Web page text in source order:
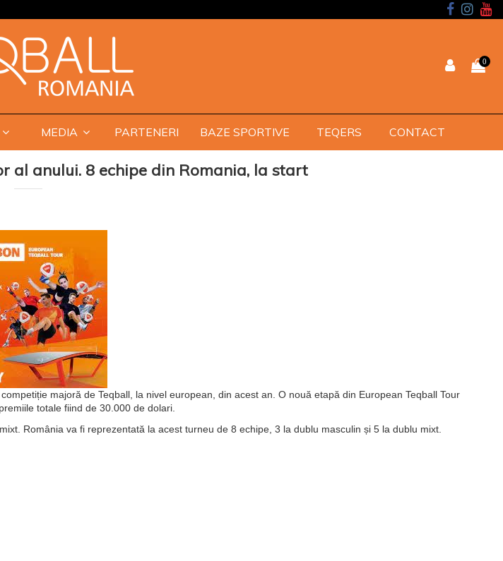
0
MEDIA PARTENERI BAZE SPORTIVE TEQERS CONTACT
al anului. 8 echipe din Romania, la start
majoră de Teqball, la nivel european, din acest an. O nouă etapă din European Teqball Tour
totale fiind de 30.000 de dolari.
România va fi reprezentată la acest turneu de 8 echipe, 3 la dublu masculin și 5 la dublu mixt.